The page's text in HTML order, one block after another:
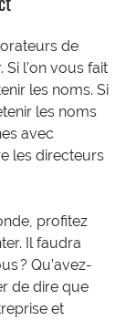
de
l’on vous fait
les noms. Si
les noms
avec
les directeurs
profitez
Il faudra
? Qu’avez-
de dire que
et